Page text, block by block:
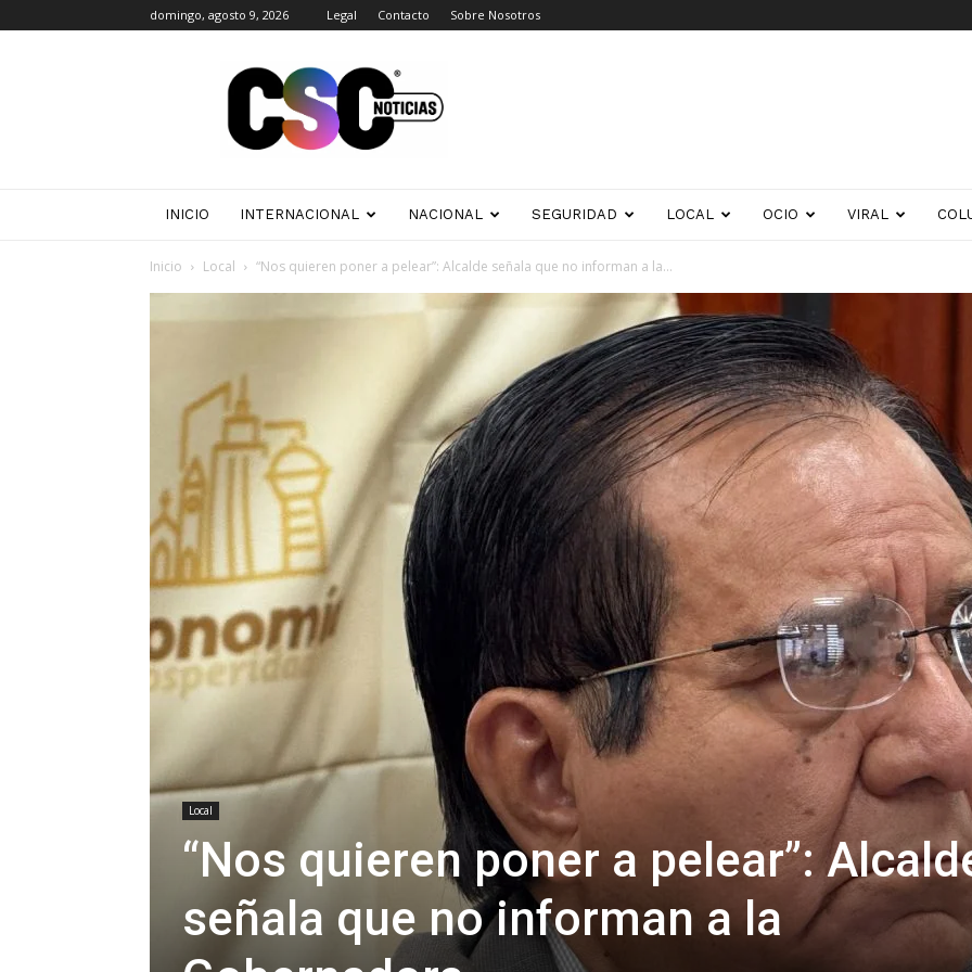
domingo, agosto 9, 2026 Legal Contacto Sobre Nosotros
Noticias
INICIO INTERNACIONAL NACIONAL SEGURIDAD LOCAL OCIO VIRAL
Inicio Local “Nos quieren poner a pelear”: Alcalde señala que no informan a la...
Local
“Nos quieren poner a pelear”:
señala que no informan a la